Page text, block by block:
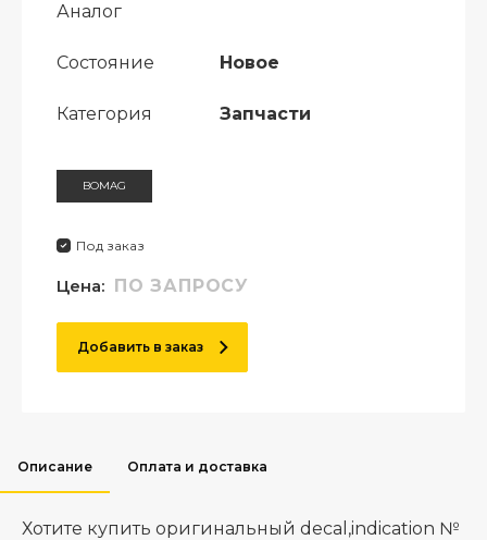
Аналог
Состояние Новое
Категория Запчасти
BOMAG
Под заказ
Цена: ПО ЗАПРОСУ
Добавить в заказ
Описание Оплата и доставка
Хотите купить оригинальный decal,indication №